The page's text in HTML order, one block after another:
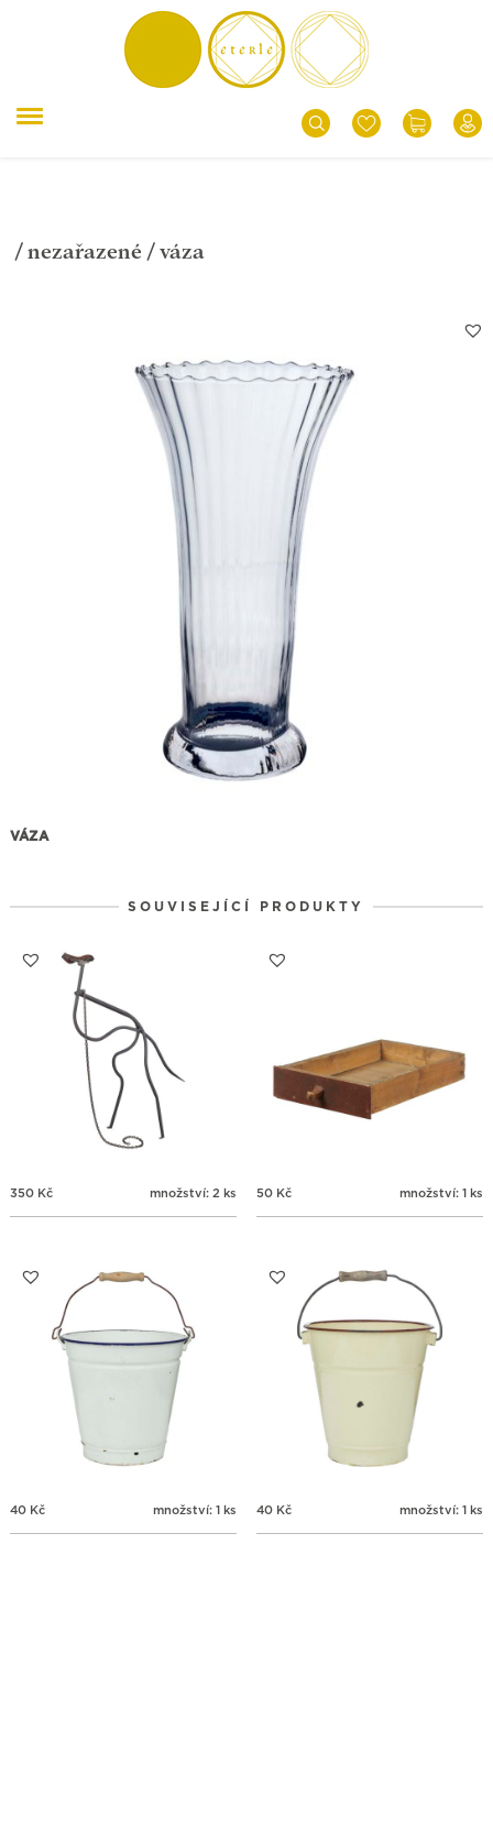
/ nezařazené / váza
VÁZA
SOUVISEJÍCÍ PRODUKTY
350 Kč množství: 2 ks 50 Kč množství: 1 ks
40 Kč množství: 1 ks 40 Kč množství: 1 ks